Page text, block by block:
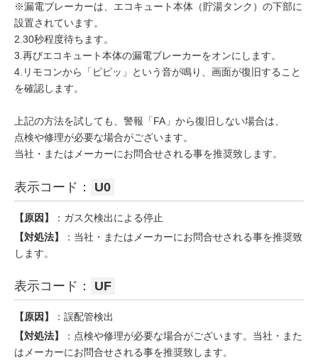
※漏電ブレーカーは、エコキュート本体（貯湯タンク）の下部に
設置されています。
2.30秒程度待ちます。
3.再びエコキュート本体の漏電ブレーカーをオンにします。
4.リモコンから「ピピッ」という音が鳴り、画面が復旧すること
を確認します。
上記の方法を試しても、警報「FA」から復旧しない場合は、
点検や修理が必要な場合がございます。
当社・またはメーカーにお問合せされる事を推奨致します。
表示コード： U0
【原因】
：ガス欠検出による停止
【対処法】
：当社・またはメーカーにお問合せされる事を推奨致
します。
表示コード： UF
【原因】
：誤配管検出
【対処法】
：点検や修理が必要な場合がございます。当社・また
はメーカーにお問合せされる事を推奨致します。